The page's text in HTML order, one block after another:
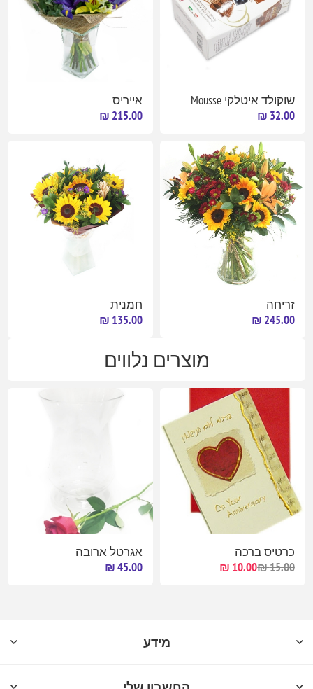
שוקולד איטלקי Mousse
32.00 ₪
אייריס
215.00 ₪
זריחה
245.00 ₪
חמנית
135.00 ₪
מוצרים נלווים
כרטיס ברכה
15.00 ₪
10.00 ₪
אגרטל ארובה
45.00 ₪
מידע